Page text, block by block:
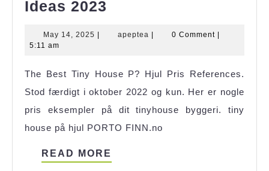
Ideas 2023
House
Ideas
2023
May 14, 2025 May
apeptea apeptea0 Comment
5:11 am
The Best Tiny House P? Hjul Pris References.
Stod færdigt i oktober 2022 og kun. Her er nogle
pris eksempler på dit tinyhouse byggeri. tiny
house på hjul PORTO FINN.no
READ MORE